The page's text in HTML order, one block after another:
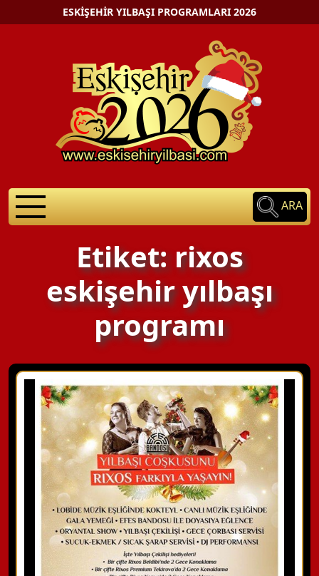
ESKIŞEHIR YILBAŞI PROGRAMLARI 2026
ARA
Etiket: rixos
eskişehir yılbaşı
programı